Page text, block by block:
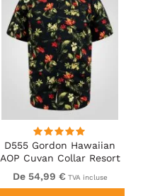
D555 Gordon Hawaiian
AOP Cuvan Collar Resort
Short Sleeve Black
De 54,99 € TVA incluse